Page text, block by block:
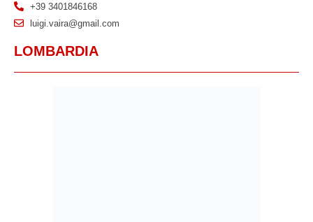
+39 3401846168
luigi.vaira@gmail.com
LOMBARDIA